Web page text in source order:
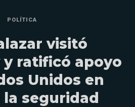
POLÍTICA
visitó
ratificó apoyo
Unidos en
seguridad